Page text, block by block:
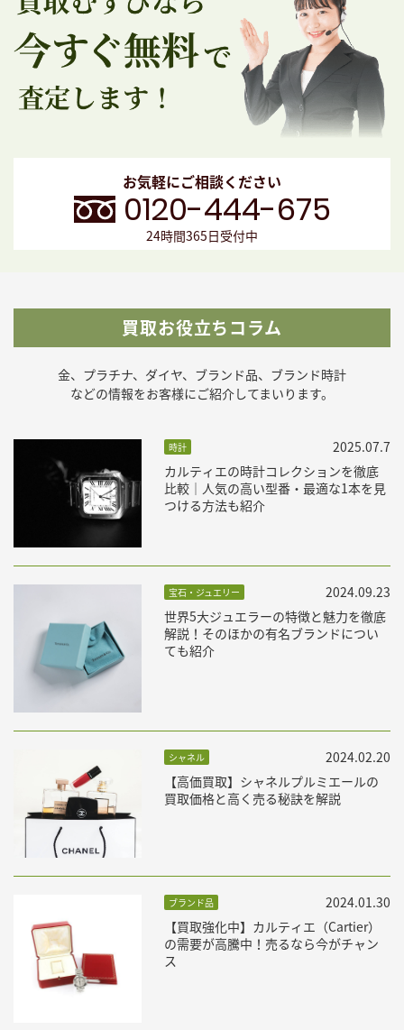
お気軽にご相談ください
0120-444-675
24時間365日受付中
買取お役立ちコラム
金、プラチナ、ダイヤ、ブランド品、ブランド時計
などの情報をお客様にご紹介してまいります。
時計
カルティエの時計コレクションを徹底
比較｜人気の高い型番・最適な1本を見
つける方法も紹介
2025.07.7
宝石・ジュエリー
世界5大ジュエラーの特徴と魅力を徹底
解説！そのほかの有名ブランドについ
ても紹介
2024.09.23
シャネル
【高価買取】シャネルプルミエールの
買取価格と高く売る秘訣を解説
2024.02.20
ブランド品
【買取強化中】カルティエ（Cartier）
の需要が高騰中！売るなら今がチャン
ス
2024.01.30